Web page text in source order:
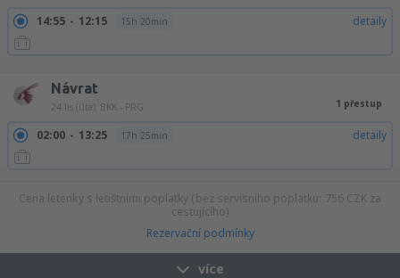
14:55 12:15 15h 20min detaily
Návrat
24 lis (úte) BKK - PRG 1 přestup
02:00 13:25 17h 25min detaily
Cena letenky s letištními poplatky (bez servisního poplatku: 756 CZK za
cestujícího)
Rezervační podmínky
více